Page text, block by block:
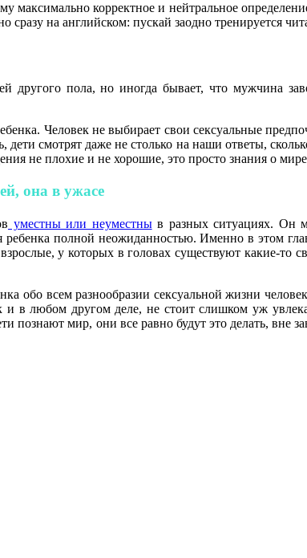
максимально корректное и нейтральное
на английском: пускай заодно тренируется
другого пола, но иногда бывает, что мужчина
Человек не выбирает свои сексуальные
смотрят даже не столько на наши ответы,
не плохие и не хорошие, это просто знания о
она в ужасе
уместны или неуместныв разных ситуациях. Он
полной неожиданностью. Именно в этом
у которых в головах существуют какие-то
обо всем разнообразии сексуальной жизни
любом другом деле, не стоит слишком уж
познают мир, они все равно будут это делать, вне